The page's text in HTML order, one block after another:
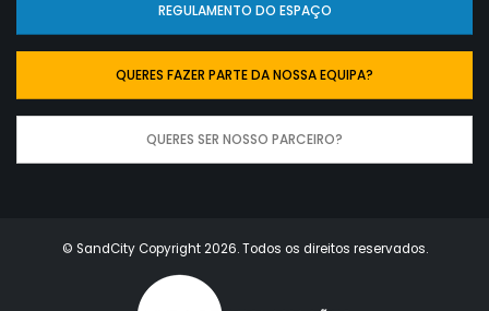
REGULAMENTO DO ESPAÇO
QUERES FAZER PARTE DA NOSSA EQUIPA?
QUERES SER NOSSO PARCEIRO?
© SandCity Copyright 2026. Todos os direitos reservados.